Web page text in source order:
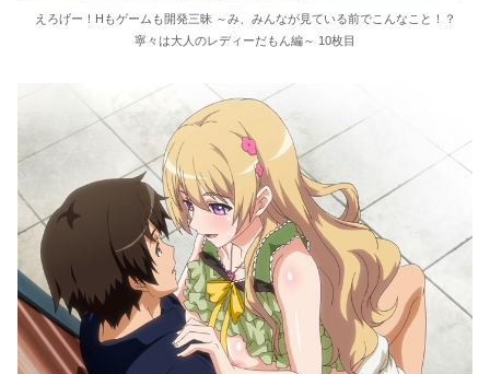
えろげー！Hもゲームも開発三昧 ～み、みんなが見ている前でこんなこと！？
寧々は大人のレディーだもん編～ 10枚目